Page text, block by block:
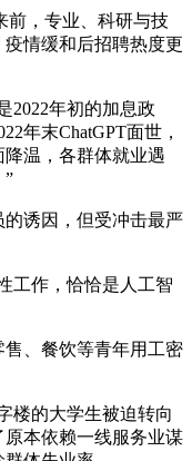
，专业、科研与技
情缓和后招聘热度更
年初的加息政
年末ChatGPT面世，
温，各群体就业遇
”
诱因，但受冲击最严
作，恰恰是人工智
、餐饮等青年用工密
的大学生被迫转向
本依赖一线服务业谋